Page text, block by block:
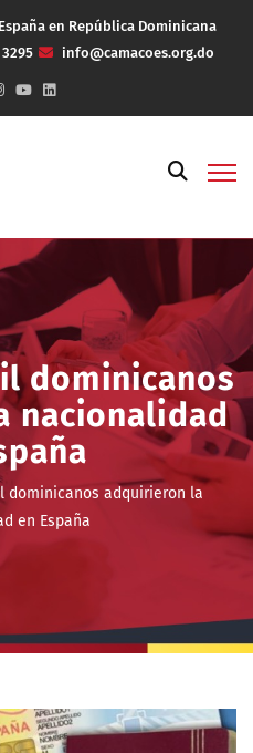
en República Dominicana
3295
info@camacoes.org.do
dominicanos
nacionalidad
dominicanos adquirieron la
en España